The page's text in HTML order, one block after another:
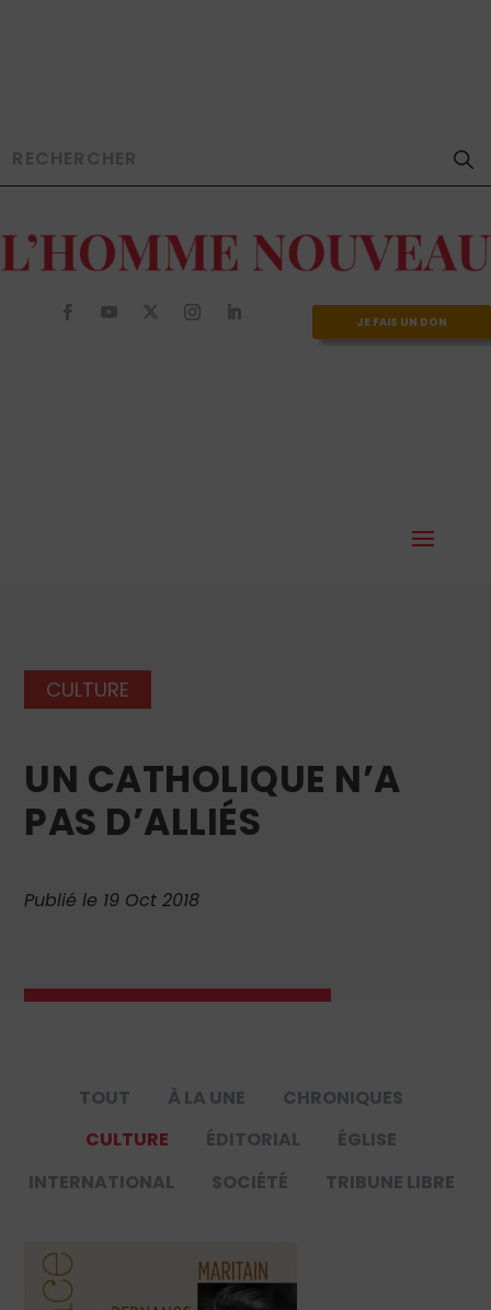
JE FAIS UN DON
CULTURE
UN CATHOLIQUE N’A
PAS D’ALLIÉS
Publié le 19 Oct 2018
TOUT À LA UNE
CHRONIQUES
CULTURE
ÉDITORIAL
ÉGLISE
INTERNATIONAL
SOCIÉTÉ TRIBUNE LIBRE